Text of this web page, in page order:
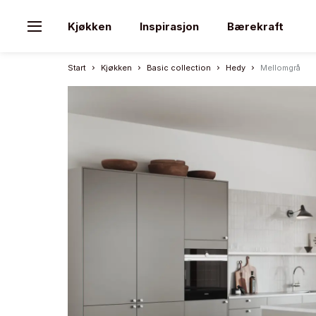
Kjøkken Inspirasjon Bærekraft
Start Kjøkken Basic collection Hedy Mellomgrå